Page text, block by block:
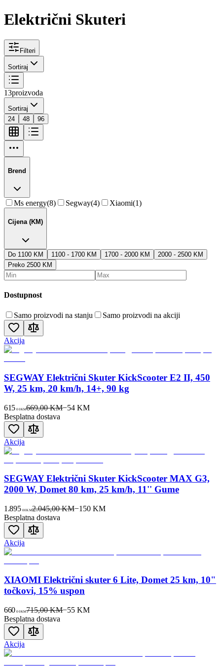
Električni Skuteri
Filteri
Sortiraj
13proizvoda
Sortiraj
24
48 96
Brend
Ms energy(8) Segway(4) Xiaomi(1)
Cijena (KM)
Do 1100 KM 1100 - 1700 KM 1700 - 2000 KM
2000 - 2500 KM
Preko 2500 KM
Dostupnost
Samo proizvodi na stanju Samo proizvodi na akciji
Akcija
SEGWAY Električni Skuter KickScooter E2 II, 450
W, 25 km, 20 km/h, 14+, 90 kg
615 00KM669,00 KM−54 KM
Besplatna dostava
Akcija
SEGWAY Električni Skuter KickScooter MAX G3,
2000 W, Domet 80 km, 25 km/h, 11'' Gume
1.895 00KM2.045,00 KM−150KM
Besplatna dostava
Akcija
XIAOMI Električni skuter 6 Lite, Domet 25 km, 10"
točkovi, 15% uspon
660 00KM715,00 KM−55 KM
Besplatna dostava
Akcija